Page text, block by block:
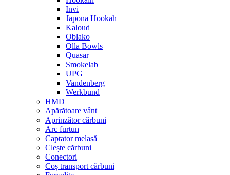
Invi
Japona Hookah
Kaloud
Oblako
Olla Bowls
Quasar
Smokelab
UPG
Vandenberg
Werkbund
HMD
Apărătoare vânt
Aprinzător cărbuni
Arc furtun
Captator melasă
Clește cărbuni
Conectori
Coș transport cărbuni